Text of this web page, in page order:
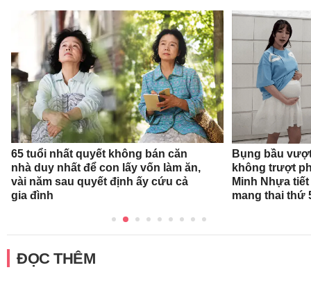
65 tuổi nhất quyết không bán căn
nhà duy nhất để con lấy vốn làm ăn,
vài năm sau quyết định ấy cứu cả
gia đình
Bụng bầu
không trượt
Minh Nhựa
mang thai thứ
ĐỌC THÊM